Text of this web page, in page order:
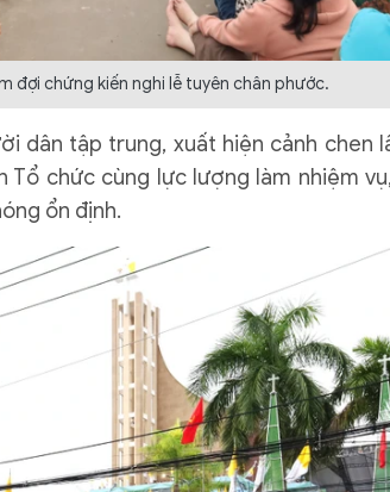
đợi chứng kiến nghi lễ tuyên chân phước.
dân tập trung, xuất hiện cảnh chen
Tổ chức cùng lực lượng làm nhiệm
ổn định.